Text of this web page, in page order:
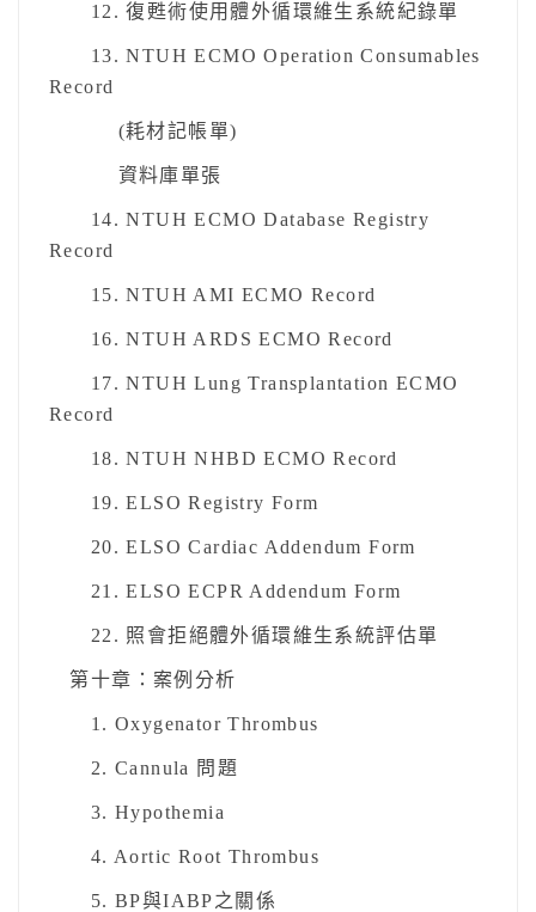
12. 復甦術使用體外循環維生系統紀錄單
13. NTUH ECMO Operation Consumables
Record
(耗材記帳單)
資料庫單張
14. NTUH ECMO Database Registry
Record
15. NTUH AMI ECMO Record
16. NTUH ARDS ECMO Record
17. NTUH Lung Transplantation ECMO
Record
18. NTUH NHBD ECMO Record
19. ELSO Registry Form
20. ELSO Cardiac Addendum Form
21. ELSO ECPR Addendum Form
22. 照會拒絕體外循環維生系統評估單
第十章：案例分析
1. Oxygenator Thrombus
2. Cannula 問題
3. Hypothemia
4. Aortic Root Thrombus
5. BP與IABP之關係